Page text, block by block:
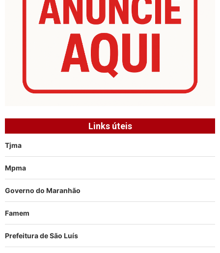
Links úteis
Tjma
Mpma
Governo do Maranhão
Famem
Prefeitura de São Luís